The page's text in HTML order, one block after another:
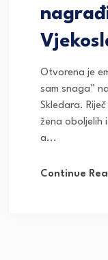
Otvorena je
sam snaga”
Skledara.
žena oboljelih i
a...
Continue